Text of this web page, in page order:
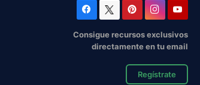
Consigue recursos exclusivos
directamente en tu email
Regístrate